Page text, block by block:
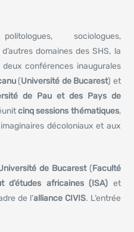
sociologues,
domaines des SHS, la
conférences inaugurales
(Université de Bucarest) et
de Pau et des Pays de
cinq sessions thématiques,
décoloniaux et aux
de Bucarest(Faculté
d’études africaines (ISA) et
de l’alliance CIVIS. L’entrée